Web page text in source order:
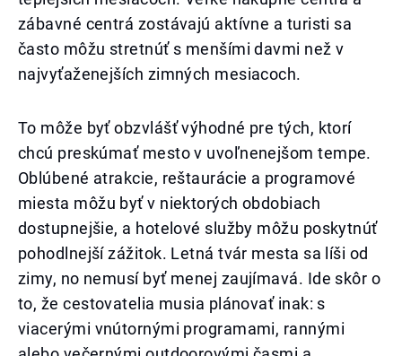
zábavné centrá zostávajú aktívne a turisti sa
často môžu stretnúť s menšími davmi než v
najvyťaženejších zimných mesiacoch.
To môže byť obzvlášť výhodné pre tých, ktorí
chcú preskúmať mesto v uvoľnenejšom tempe.
Oblúbené atrakcie, reštaurácie a programové
miesta môžu byť v niektorých obdobiach
dostupnejšie, a hotelové služby môžu poskytnúť
pohodlnejší zážitok. Letná tvár mesta sa líši od
zimy, no nemusí byť menej zaujímavá. Ide skôr o
to, že cestovatelia musia plánovať inak: s
viacerými vnútornými programami, rannými